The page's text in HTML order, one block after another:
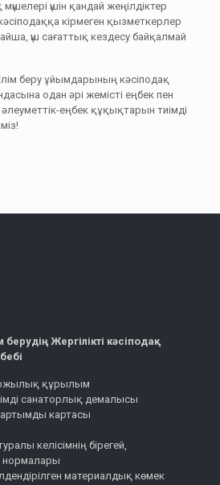
үшін қандай жеңілдіктер
кірмеген қызметкерлер
үш сағаттық кездесу байқалмай
беру ұйымдарының кәсіподақ
одан әрі жемісті еңбек пен
әлеуметтік-еңбек құқықтарын тиімді
берудің Жергілікті кәсіподақ
құрылым
санаторлық демалысы
картасы
келісімнің бірегей,
нормалары
материалдық көмек